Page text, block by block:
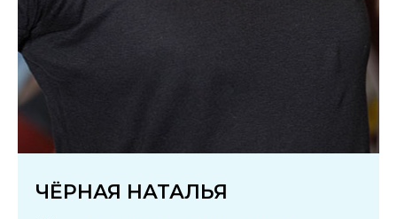
ЧЁРНАЯ НАТАЛЬЯ